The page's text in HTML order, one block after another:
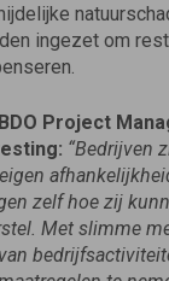
ingezet om
Project
“Bedrijven
zelf hoe zij
Met slimme